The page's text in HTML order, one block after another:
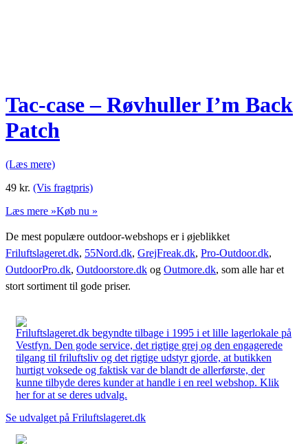
Tac-case – Røvhuller I’m Back
Patch
(Læs mere)
49 kr. (Vis fragtpris)
Læs mere »Køb nu »
De mest populære outdoor-webshops er i øjeblikket
Friluftslageret.dk, 55Nord.dk, GrejFreak.dk, Pro-Outdoor.dk,
OutdoorPro.dk, Outdoorstore.dk og Outmore.dk, som alle har et
stort sortiment til gode priser.
Friluftslageret.dk begyndte tilbage i 1995 i et lille lagerlokale på
Vestfyn. Den gode service, det rigtige grej og den engagerede
tilgang til friluftsliv og det rigtige udstyr gjorde, at butikken
hurtigt voksede og faktisk var de blandt de allerførste, der
kunne tilbyde deres kunder at handle i en reel webshop. Klik
her for at se deres udvalg.
Se udvalget på Friluftslageret.dk